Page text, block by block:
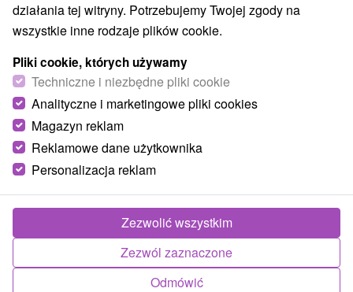
Nový Tekov(1) Beladice(1)
Ranczo koło Bobby, Nový Tekov
Nový Tekov
działania tej witryny. Potrzebujemy Twojej zgody na
wszystkie inne rodzaje plików cookie.
Pliki cookie, których używamy
Techniczne i niezbędne pliki cookie
Analityczne i marketingowe pliki cookies
Magazyn reklam
Reklamowe dane użytkownika
Personalizacja reklam
Odmówić
Zezwól zaznaczone
Zezwolić wszystkim